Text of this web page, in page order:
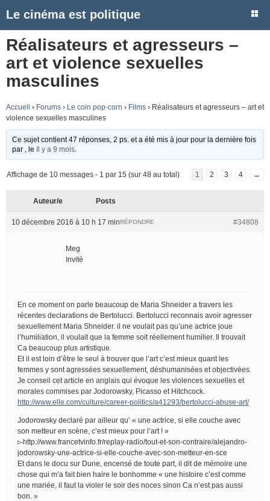
Le cinéma est politique
Réalisateurs et agresseurs –
art et violence sexuelles
masculines
Accueil › Forums › Le coin pop-corn › Films › Réalisateurs et agresseurs – art et
violence sexuelles masculines
Ce sujet contient 47 réponses, 2 ps. et a été mis à jour pour la dernière fois
par
, le Il y a 9 mois
Affichage de 10 messages - 1 par 15 (sur 48 au total) 1 2 3 4 →
Auteur/e Posts
10 décembre 2016 à 10 h 17 min #34808
RÉPONDRE
Meg
Invité
En ce moment on parle beaucoup de Maria Shneider a travers les
récentes declarations de Bertolucci. Bertolucci reconnais avoir agresser
sexuellement Maria Shneider. il ne voulait pas qu’une actrice joue
l’humiliation, il voulait que la femme soit réellement humilier. Il trouvait
Ca beaucoup plus artistique.
Et il est loin d’être le seul à trouver que l’art c’est mieux quant les
femmes y sont agressées sexuellement, déshumanisées et objectivées.
Je conseil cet article en anglais qui évoque les violences sexuelles et
morales commises par Jodorowsky, Picasso et Hitchcock.
http://www.elle.com/culture/career-politics/a41293/bertolucci-abuse-art/
Jodorowsky declaré par ailleur qu’ « une actrice, si elle couche avec
son metteur en scène, c’est mieux pour l’art ! »
▻http://www.francetvinfo.fr/replay-radio/tout-et-son-contraire/alejandro-
jodorowsky-une-actrice-si-elle-couche-avec-son-metteur-en-sce
Et dans le docu sur Dune, encensé de toute part, il dit de mémoire une
chose qui m’a fait bien haire le bonhomme « une histoire c’est comme
une mariée, il faut la violer le soir des noces sinon Ca n’est pas aussi
bon. »